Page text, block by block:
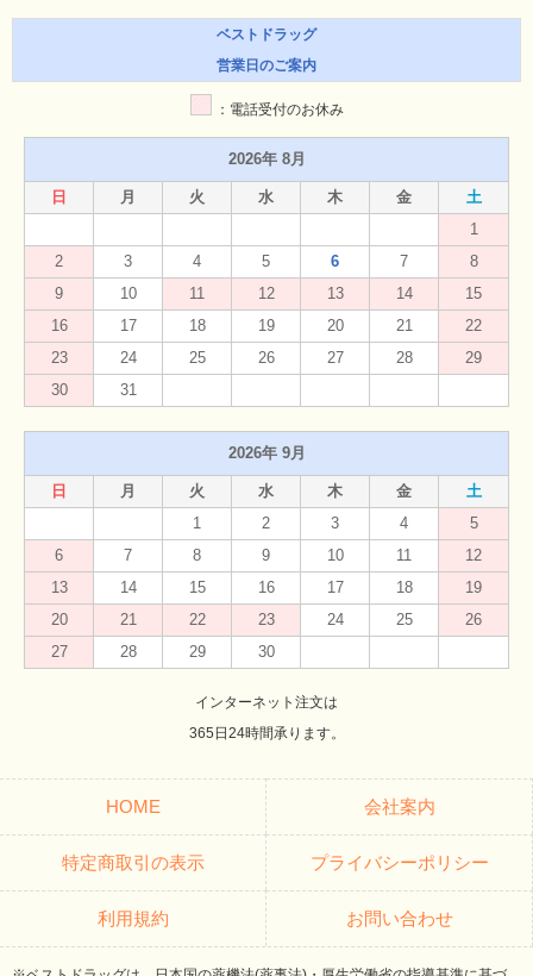
ベストドラッグ
営業日のご案内
：電話受付のお休み
2026年 8月
日 月 火 水 木 金
土
1
2
3 4 5 6 7
8
9
10 11 12 13 14
15
16
17 18 19 20 21
22
23
24 25 26 27 28
29
30
31
2026年 9月
日 月 火 水 木 金
土
1
2 3 4
5
6
7 8 9 10 11
12
13
14 15 16 17 18
19
20
21 22 23 24 25
26
27
28 29 30
インターネット注文は
365日24時間承ります。
HOME 会社案内
特定商取引の表示 プライバシーポリシー
利用規約 お問い合わせ